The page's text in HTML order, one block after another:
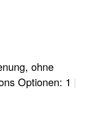
ohne
Optionen: 1 |